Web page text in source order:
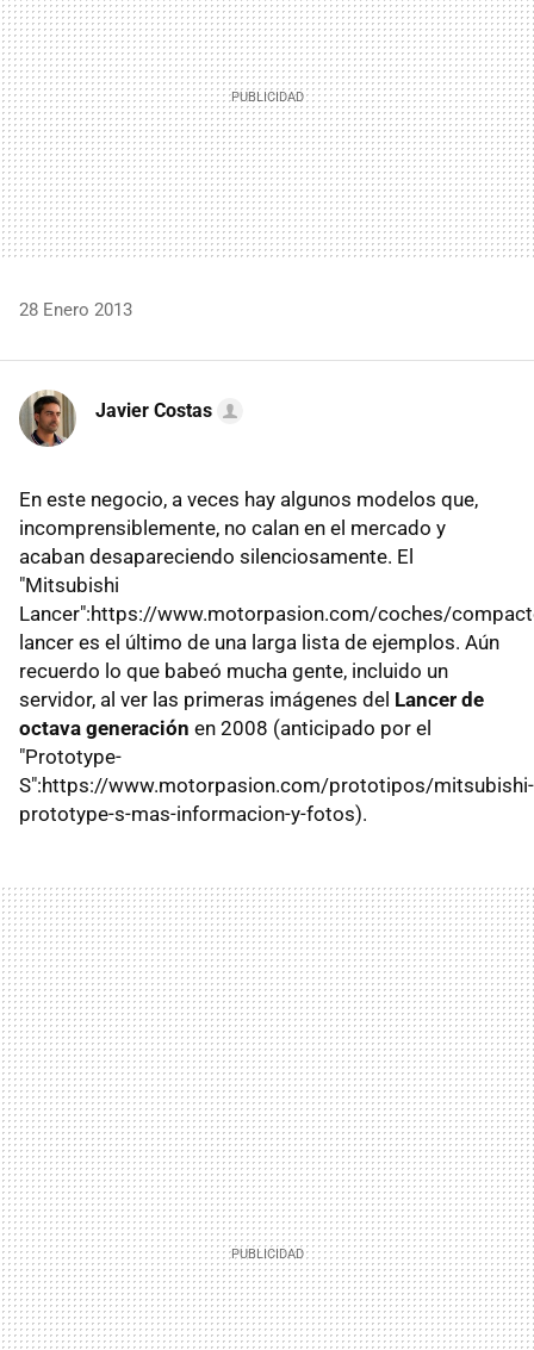
28 Enero 2013
Javier Costas
En este negocio, a veces hay algunos modelos que,
incomprensiblemente, no calan en el mercado y
acaban desapareciendo silenciosamente. El
"Mitsubishi
Lancer":https://www.motorpasion.com/coches/
lancer es el último de una larga lista de ejemplos. Aún
recuerdo lo que babeó mucha gente, incluido un
servidor, al ver las primeras imágenes del Lancer de
octava generación en 2008 (anticipado por el
"Prototype-
S":https://www.motorpasion.com/prototipos/mitsubishi-
prototype-s-mas-informacion-y-fotos).